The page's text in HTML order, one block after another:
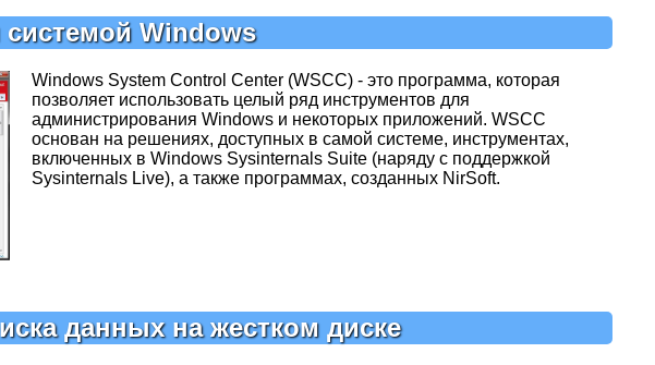
Windows
Windows System Control Center (WSCC) - это программа, которая
позволяет использовать целый ряд инструментов для
администрирования Windows и некоторых приложений. WSCC
основан на решениях, доступных в самой системе, инструментах,
включенных в Windows Sysinternals Suite (наряду с поддержкой
Sysinternals Live), а также программах, созданных NirSoft.
данных на жестком диске